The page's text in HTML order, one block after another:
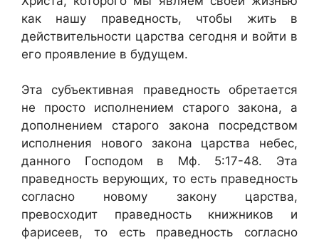
как нашу праведность, чтобы жить в
действительности царства сегодня и войти в
его проявление в будущем.
Эта субъективная праведность обретается
не просто исполнением старого закона, а
дополнением старого закона посредством
исполнения нового закона царства небес,
данного Господом в Мф. 5:17-48. Эта
праведность верующих, то есть праведность
согласно новому закону царства,
превосходит праведность книжников и
фарисеев, то есть праведность согласно